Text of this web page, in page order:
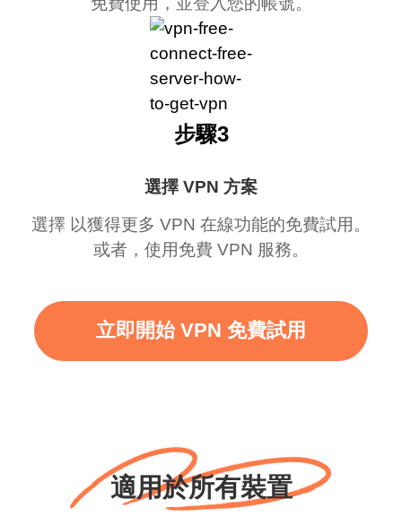
選擇 VPN 方案
選擇 以獲得更多 VPN 在線功能的免費試用。
或者，使用免費 VPN 服務。
步驟3
立即開始 VPN 免費試用
適用於所有裝置